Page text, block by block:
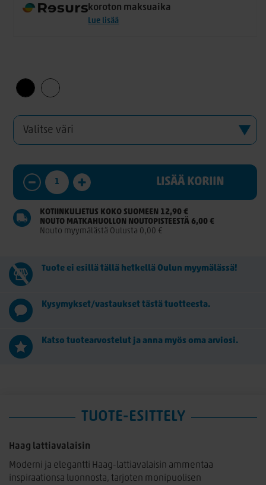
koroton maksuaika
Lue lisää
LISÄÄ KORIIN
KOTIINKULJETUS KOKO SUOMEEN 12,90 €
NOUTO MATKAHUOLLON NOUTOPISTEESTÄ 6,00 €
Nouto myymälästä Oulusta 0,00 €
Tuote ei esillä tällä hetkellä Oulun myymälässä!
Kysymykset/vastaukset tästä tuotteesta.
Katso tuotearvostelut ja anna myös oma arviosi.
TUOTE-ESITTELY
Haag lattiavalaisin
Moderni ja elegantti Haag-lattiavalaisin ammentaa
inspiraationsa luonnosta, tarjoten monipuolisen